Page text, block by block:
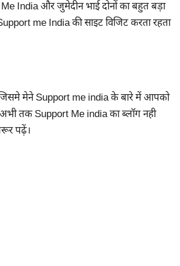
India और जुमेदीन भाई दोनों का बहुत बड़ा
me India की साइट विजिट करता रहता
मेने Support me india के बारे में आपको
तक Support Me india का ब्लॉग नही
पढ़ें।